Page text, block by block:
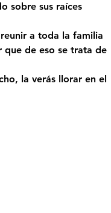
sobre sus raíces
que de eso se trata de